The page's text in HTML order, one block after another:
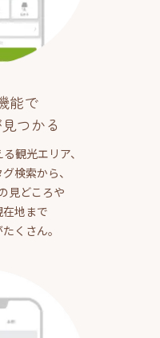
能で
つかる
観光エリア、
検索から、
見どころや
地まで
くさん。